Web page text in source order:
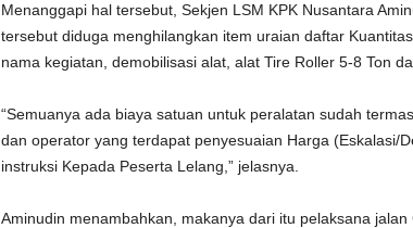
Menanggapi hal tersebut, Sekjen LSM KPK Nusantara
tersebut diduga menghilangkan item uraian daftar
nama kegiatan, demobilisasi alat, alat Tire Roller 5-8 Ton
“Semuanya ada biaya satuan untuk peralatan sudah
dan operator yang terdapat penyesuaian Harga (Eskalasi/
instruksi Kepada Peserta Lelang,” jelasnya.
Aminudin menambahkan, makanya dari itu pelaksana